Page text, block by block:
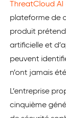
ThreatCloud AI
plateforme de
produit
artificielle et
peuvent
n’ont jamais
L’entreprise
cinquième